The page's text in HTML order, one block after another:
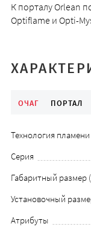
К порталу Orlean
Optiflame и Opti-
ОЧАГ ПОРТАЛ
Технология пламени
Серия
Габаритный размер
Установочный
Атрибуты